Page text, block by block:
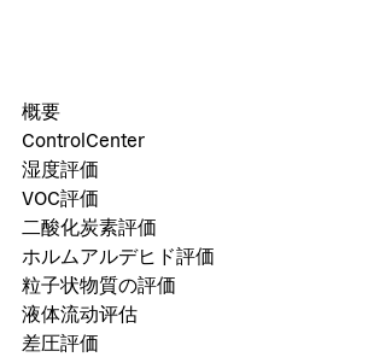
概要
ControlCenter
湿度評価
VOC評価
二酸化炭素評価
ホルムアルデヒド評価
粒子状物質の評価
液体流动评估
差圧評価